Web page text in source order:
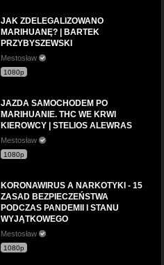
JAK ZDELEGALIZOWANO
MARIHUANĘ? | BARTEK
PRZYBYSZEWSKI
Mestosław
1080p
JAZDA SAMOCHODEM PO
MARIHUANIE. THC WE KRWI
KIEROWCY | STELIOS ALEWRAS
Mestosław
1080p
KORONAWIRUS A NARKOTYKI - 15
ZASAD BEZPIECZEŃSTWA
PODCZAS PANDEMII I STANU
WYJĄTKOWEGO
Mestosław
1080p